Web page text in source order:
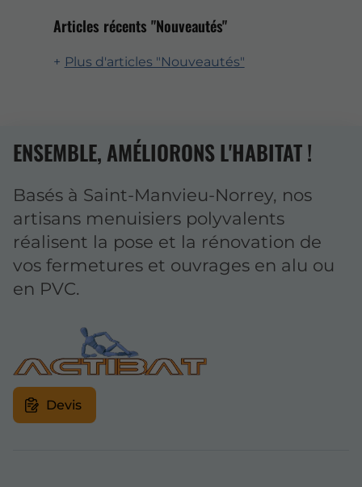
Articles récents "Nouveautés"
Plus d'articles "Nouveautés"
ENSEMBLE, AMÉLIORONS L'HABITAT !
Basés à Saint-Manvieu-Norrey, nos
artisans menuisiers polyvalents
réalisent la pose et la rénovation de
vos fermetures et ouvrages en alu ou
en PVC.
Devis